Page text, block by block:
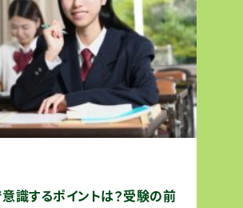
識するポイントは？受験の前